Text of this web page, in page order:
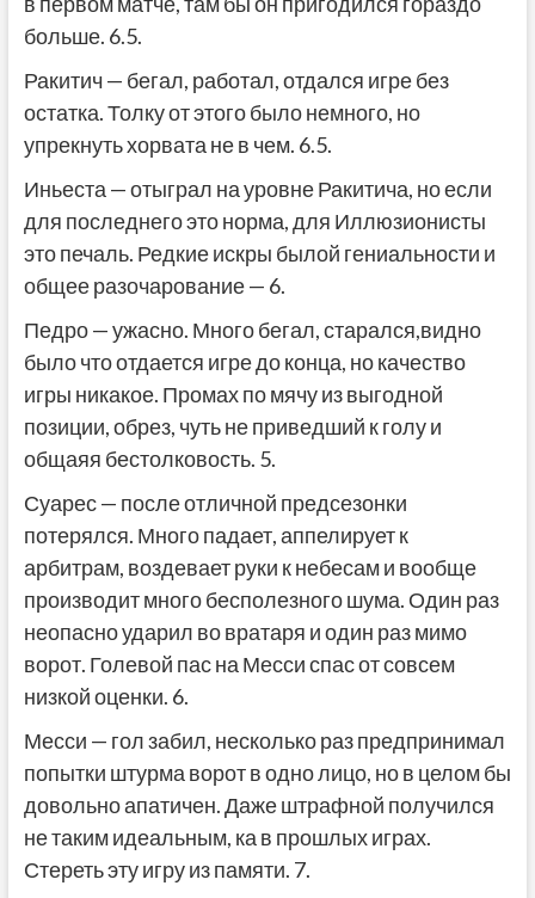
больше. 6.5.
Ракитич — бегал, работал, отдался игре без
остатка. Толку от этого было немного, но
упрекнуть хорвата не в чем. 6.5.
Иньеста — отыграл на уровне Ракитича, но если
для последнего это норма, для Иллюзионисты
это печаль. Редкие искры былой гениальности и
общее разочарование — 6.
Педро — ужасно. Много бегал, старался,видно
было что отдается игре до конца, но качество
игры никакое. Промах по мячу из выгодной
позиции, обрез, чуть не приведший к голу и
общаяя бестолковость. 5.
Суарес — после отличной предсезонки
потерялся. Много падает, аппелирует к
арбитрам, воздевает руки к небесам и вообще
производит много бесполезного шума. Один раз
неопасно ударил во вратаря и один раз мимо
ворот. Голевой пас на Месси спас от совсем
низкой оценки. 6.
Месси — гол забил, несколько раз предпринимал
попытки штурма ворот в одно лицо, но в целом бы
довольно апатичен. Даже штрафной получился
не таким идеальным, ка в прошлых играх.
Стереть эту игру из памяти. 7.